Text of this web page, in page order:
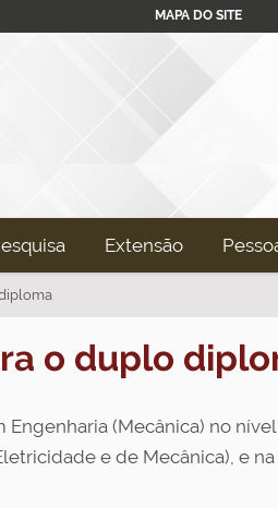
MAPA DO SITE
Extensão
o duplo
(Mecânica) no
e de Mecânica), e